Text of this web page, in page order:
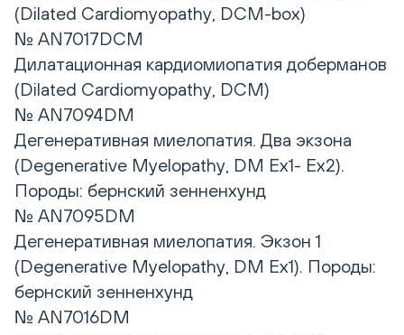
(Dilated Cardiomyopathy, DCM-box)
№ AN7017DCM
Дилатационная кардиомиопатия доберманов
(Dilated Cardiomyopathy, DCM)
№ AN7094DM
Дегенеративная миелопатия. Два экзона
(Degenerative Myelopathy, DM Ex1- Ex2).
Породы: бернский зенненхунд
№ AN7095DM
Дегенеративная миелопатия. Экзон 1
(Degenerative Myelopathy, DM Ex1). Породы:
бернский зенненхунд
№ AN7016DM